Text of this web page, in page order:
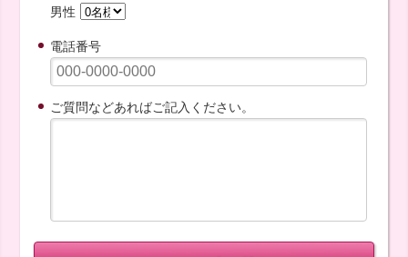
男性
電話番号
ご質問などあればご記入ください。